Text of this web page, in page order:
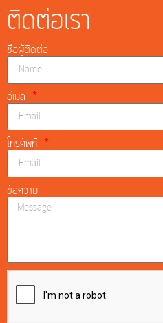
ติดต่อเรา
ชื่อผู้ติดต่อ
อีเมล
โทรศัพท์
ข้อความ